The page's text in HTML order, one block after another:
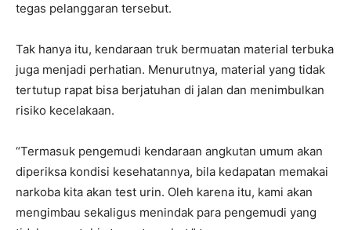
tegas pelanggaran tersebut.
Tak hanya itu, kendaraan truk bermuatan material terbuka
juga menjadi perhatian. Menurutnya, material yang tidak
tertutup rapat bisa berjatuhan di jalan dan menimbulkan
risiko kecelakaan.
“Termasuk pengemudi kendaraan angkutan umum akan
diperiksa kondisi kesehatannya, bila kedapatan memakai
narkoba kita akan test urin. Oleh karena itu, kami akan
mengimbau sekaligus menindak para pengemudi yang